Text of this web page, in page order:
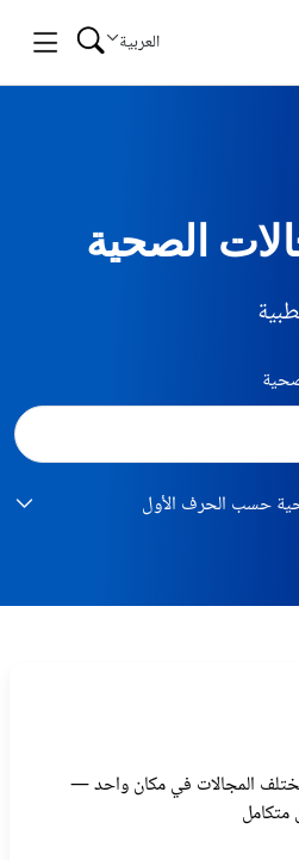
العربية
الصحية
حسب الحرف الأول
World-class
المجالات في مكان واحد —